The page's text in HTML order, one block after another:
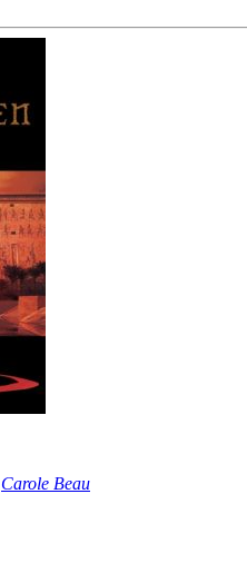
Carole Beau